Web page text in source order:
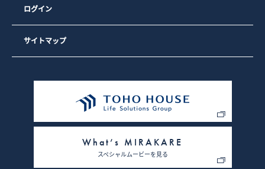
ログイン
サイトマップ
What’s MIRAKARE
スペシャルムービーを見る